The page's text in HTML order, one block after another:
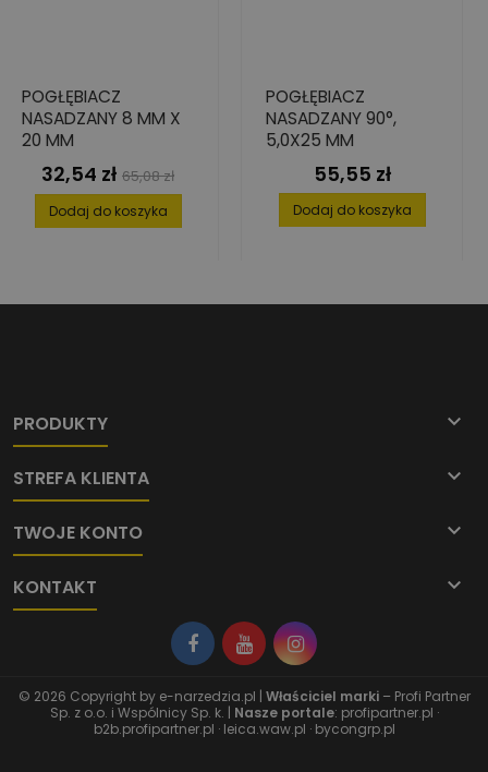
POGŁĘBIACZ
NASADZANY 8 MM X
20 MM
Cena
32,54 zł Cena
podstawowa
65,08 zł
Dodaj do koszyka
POGŁĘBIACZ
NASADZANY 90°,
5,0X25 MM
Cena
55,55 zł
Dodaj do koszyka
PRODUKTY 
STREFA KLIENTA 
TWOJE KONTO 
KONTAKT 
© 2026 Copyright by e-narzedzia.pl | Właściciel marki– Profi Partner
Sp. z o.o. i Wspólnicy Sp. k. | Nasze portale: profipartner.pl ·
b2b.profipartner.pl · leica.waw.pl · bycongrp.pl